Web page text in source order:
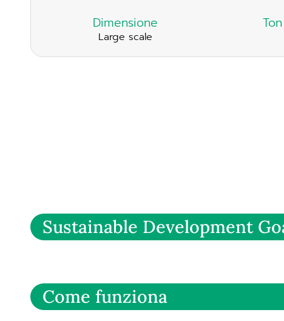
Dimensione
Large scale
Sustainable Development
Come funziona